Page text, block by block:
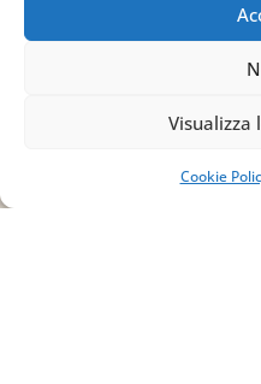
Visualizza
Cookie
Per restare